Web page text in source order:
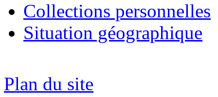
Collections personnelles
Situation géographique
Plan du site